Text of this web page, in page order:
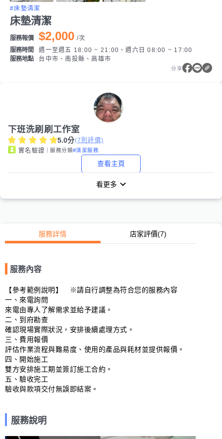
#床墊清潔
床墊清潔
服務報價 $2,000 /次
服務時間
週一至週五 18:00 ~ 21:00、週六日 08:00 ~ 17:00
服務地點
台中市、南投縣、高雄市
分享
下班洗刷刷工作室
5.0分(7 則評價)
實名驗證 ｜服務分類#清潔服務
查看主頁
看更多
服務詳情 店家評價(7)
服務內容
【參考範例說明】　※請自行調整為符合您的服務內容
一、來電詢問
來電由專人了解需求並給予建議。
二、到府勘查
確認現場實際狀況，安排後續處理方式。
三、費用報價
評估作業流程與難易度、使用的產品與耗材並提供報價。
四、開始施工
雙方安排施工期並簽訂施工合約。
五、驗收完工
驗收與款項交付無誤即結案。
服務說明